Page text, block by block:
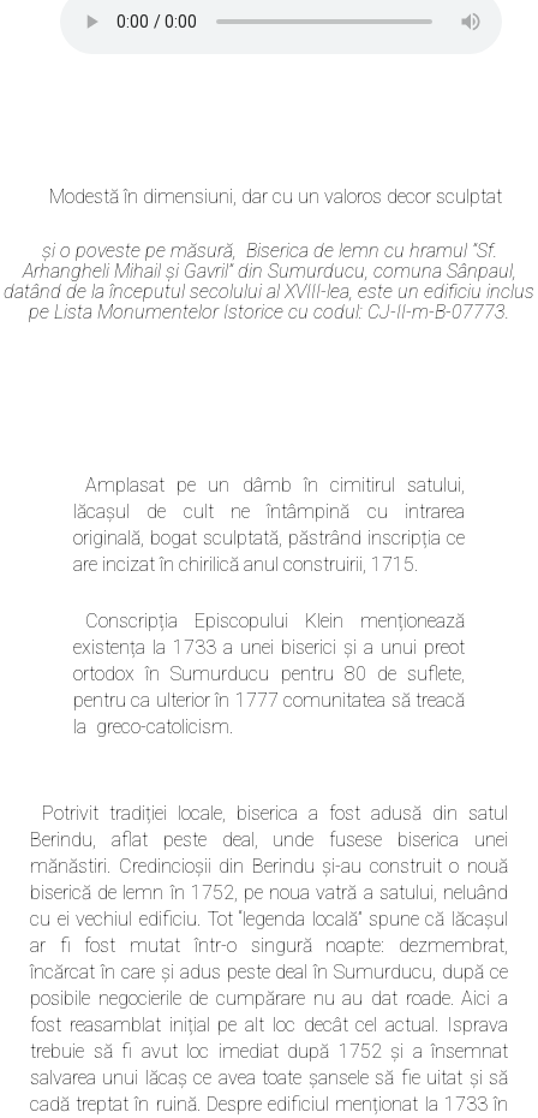
Modestă în dimensiuni, dar cu un valoros decor sculptat
și o poveste pe măsură, Biserica de lemn cu hramul ”Sf.
Arhangheli Mihail și Gavril” din Sumurducu, comuna Sânpaul,
datând de la începutul secolului al XVIII-lea, este un edificiu inclus
pe Lista Monumentelor Istorice cu codul: CJ-II-m-B-07773.
Amplasat pe un dâmb în cimitirul satului,
lăcașul de cult ne întâmpină cu intrarea
originală, bogat sculptată, păstrând inscripția ce
are incizat în chirilică anul construirii, 1715.
Conscripția Episcopului Klein menționează
existența la 1733 a unei biserici și a unui preot
ortodox în Sumurducu pentru 80 de suflete,
pentru ca ulterior în 1777 comunitatea să treacă
la greco-catolicism.
Potrivit tradiției locale, biserica a fost adusă din satul
Berindu, aflat peste deal, unde fusese biserica unei
mănăstiri. Credincioșii din Berindu și-au construit o nouă
biserică de lemn în 1752, pe noua vatră a satului, neluând
cu ei vechiul edificiu. Tot “legenda locală” spune că lăcașul
ar fi fost mutat într-o singură noapte: dezmembrat,
încărcat în care și adus peste deal în Sumurducu, după ce
posibile negocierile de cumpărare nu au dat roade. Aici a
fost reasamblat inițial pe alt loc decât cel actual. Isprava
trebuie să fi avut loc imediat după 1752 și a însemnat
salvarea unui lăcaș ce avea toate șansele să fie uitat și să
cadă treptat în ruină. Despre edificiul menționat la 1733 în